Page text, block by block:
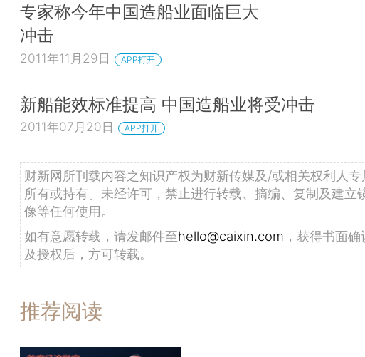
专家称今年中国造船业面临巨大
冲击
2011年11月29日 APP打开
新船能效标准提高 中国造船业将受冲击
2011年07月20日 APP打开
财新网所刊载内容之知识产权为财新传媒及/或相关权利人专
所有或持有。未经许可，禁止进行转载、摘编、复制及建立
像等任何使用。
如有意愿转载，请发邮件至hello@caixin.com ，获得书面确
及授权后，方可转载。
推荐阅读